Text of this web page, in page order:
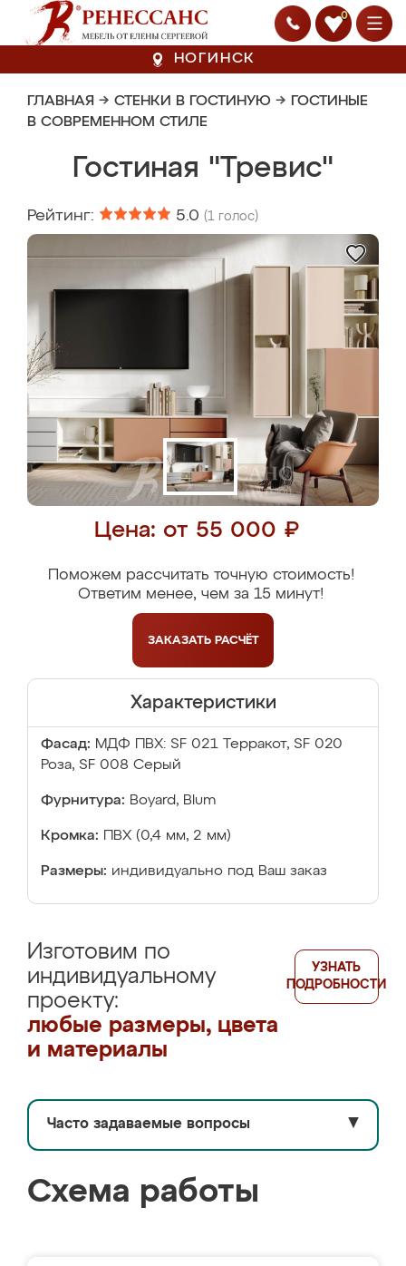
0
НОГИНСК
ГЛАВНАЯ → СТЕНКИ В ГОСТИНУЮ → ГОСТИНЫЕ
В СОВРЕМЕННОМ СТИЛЕ
Гостиная "Тревис"
Рейтинг: 5.0 (1 голос)
Цена: от 55 000 ₽
Поможем рассчитать точную стоимость!
Ответим менее, чем за 15 минут!
ЗАКАЗАТЬ РАСЧЁТ
Характеристики
Фасад: МДФ ПВХ: SF 021 Терракот, SF 020
Роза, SF 008 Серый
Фурнитура: Boyard, Blum
Кромка: ПВХ (0,4 мм, 2 мм)
Размеры: индивидуально под Ваш заказ
Изготовим по
индивидуальному
проекту:
любые размеры, цвета
и материалы
УЗНАТЬ
ПОДРОБНОСТИ
Часто задаваемые вопросы ▼
Схема работы